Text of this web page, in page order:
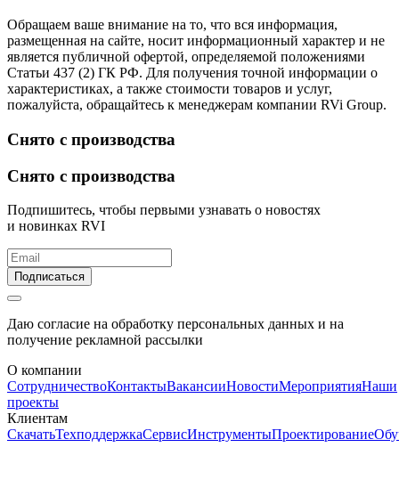
Обращаем ваше внимание на то, что вся информация,
размещенная на сайте, носит информационный характер и не
является публичной офертой, определяемой положениями
Статьи 437 (2) ГК РФ. Для получения точной информации о
характеристиках, а также стоимости товаров и услуг,
пожалуйста, обращайтесь к менеджерам компании RVi Group.
Снято с производства
Снято с производства
Подпишитесь, чтобы первыми узнавать о новостях
и новинках RVI
Подписаться
Даю согласие на обработку персональных данных и на
получение рекламной рассылки
О компании
СотрудничествоКонтактыВакансииНовостиМероприятияНаши
проекты
Клиентам
СкачатьТехподдержкаСервисИнструментыПроектирование